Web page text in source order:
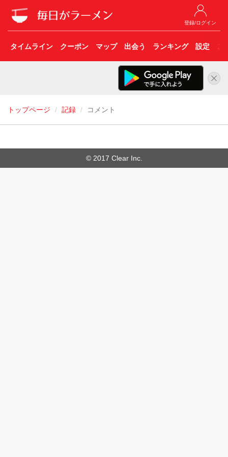
登録/ログイン
タイムライン クーポン マップ 出会う ランキング 設定 こ
トップページ 記録 コメント
© 2017 Clear Inc.